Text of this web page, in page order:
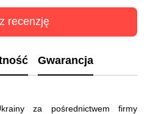
recenzję
Gwarancja
za pośrednictwem firmy